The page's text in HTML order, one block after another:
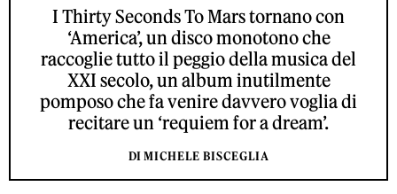
I Thirty Seconds To Mars tornano con
‘America’, un disco monotono che
raccoglie tutto il peggio della musica del
XXI secolo, un album inutilmente
pomposo che fa venire davvero voglia di
recitare un ‘requiem for a dream’.
DI MICHELE BISCEGLIA